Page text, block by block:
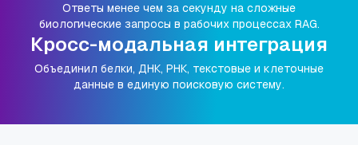
Ответы менее чем за секунду на сложные
биологические запросы в рабочих процессах RAG.
Кросс-модальная интеграция
Объединил белки, ДНК, РНК, текстовые и клеточные
данные в единую поисковую систему.